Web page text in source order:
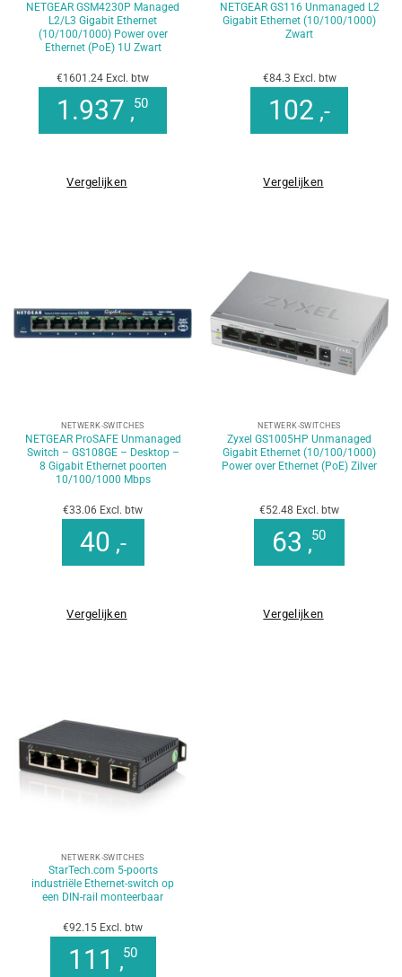
NETGEAR GSM4230P Managed
L2/L3 Gigabit Ethernet
(10/100/1000) Power over
Ethernet (PoE) 1U Zwart
€1601.24 Excl. btw
1.937 ,50
Vergelijken
NETGEAR GS116 Unmanaged L2
Gigabit Ethernet (10/100/1000)
Zwart
€84.3 Excl. btw
102 ,-
Vergelijken
NETWERK-SWITCHES
NETGEAR ProSAFE Unmanaged
Switch – GS108GE – Desktop –
8 Gigabit Ethernet poorten
10/100/1000 Mbps
€33.06 Excl. btw
40 ,-
Vergelijken
NETWERK-SWITCHES
Zyxel GS1005HP Unmanaged
Gigabit Ethernet (10/100/1000)
Power over Ethernet (PoE) Zilver
€52.48 Excl. btw
63 ,50
Vergelijken
NETWERK-SWITCHES
StarTech.com 5-poorts
industriële Ethernet-switch op
een DIN-rail monteerbaar
€92.15 Excl. btw
111 ,50